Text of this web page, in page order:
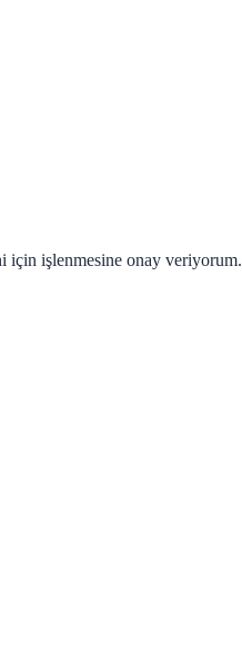
için işlenmesine onay veriyorum.